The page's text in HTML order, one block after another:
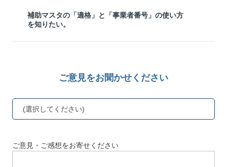
補助マスタの「適格」と「事業者番号」の使い方
を知りたい。
ご意見をお聞かせください
(選択してください)
ご意見・ご感想をお寄せください